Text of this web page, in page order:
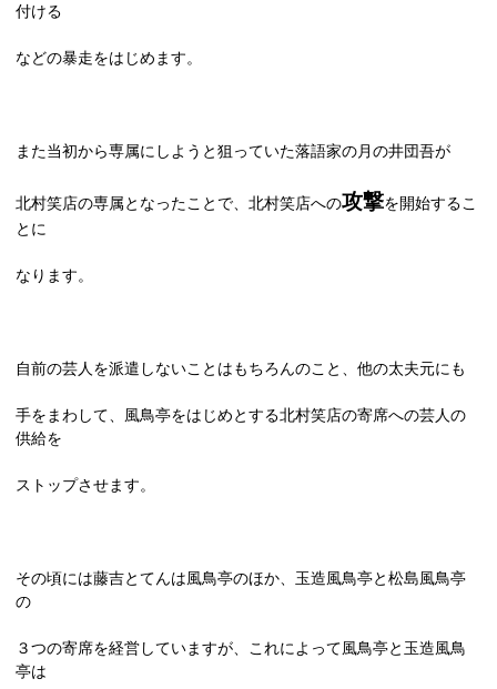
付ける
などの暴走をはじめます。
また当初から専属にしようと狙っていた落語家の月の井団吾が
北村笑店の専属となったことで、北村笑店への攻撃を開始するこ
とに
なります。
自前の芸人を派遣しないことはもちろんのこと、他の太夫元にも
手をまわして、風鳥亭をはじめとする北村笑店の寄席への芸人の
供給を
ストップさせます。
その頃には藤吉とてんは風鳥亭のほか、玉造風鳥亭と松島風鳥亭
の
３つの寄席を経営していますが、これによって風鳥亭と玉造風鳥
亭は